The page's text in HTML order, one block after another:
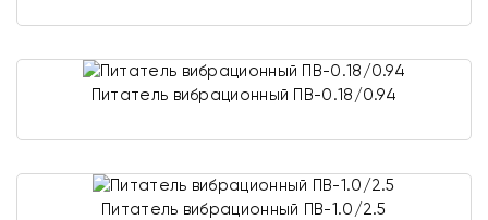
Питатель вибрационный ПВ-0.18/0.94
Питатель вибрационный ПВ-1.0/2.5